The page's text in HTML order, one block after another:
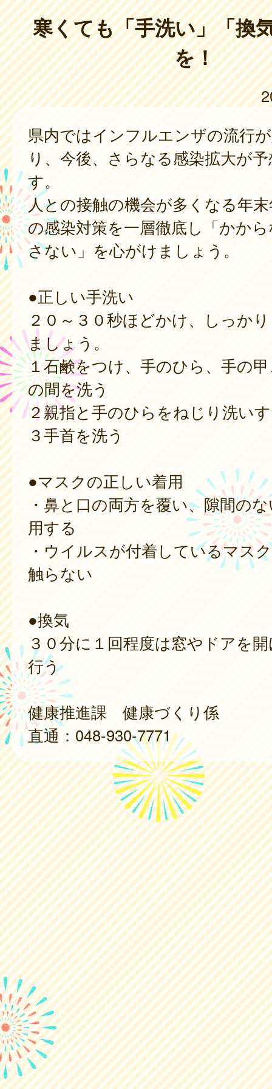
寒くても「手洗い」「換
を！
県内ではインフルエンザの流行
り、今後、さらなる感染拡大が
す。
人との接触の機会が多くなる年
の感染対策を一層徹底し「かか
さない」を心がけましょう。
●正しい手洗い
２０～３０秒ほどかけ、しっか
ましょう。
１石鹸をつけ、手のひら、手の
の間を洗う
２親指と手のひらをねじり洗い
３手首を洗う
●マスクの正しい着用
・鼻と口の両方を覆い、隙間の
用する
・ウイルスが付着しているマス
触らない
●換気
３０分に１回程度は窓やドアを
行う
健康推進課 健康づくり係
直通：048-930-7771